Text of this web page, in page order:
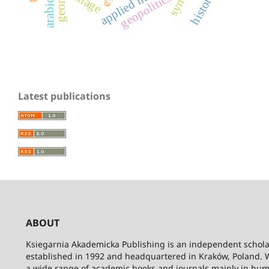
geopolitics
Latest publications
ABOUT
Ksiegarnia Akademicka Publishing is an independent
established in 1992 and headquartered in Kraków, Poland.